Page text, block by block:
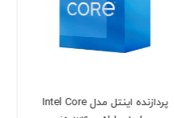
موس گیمینگ گرین GM604-